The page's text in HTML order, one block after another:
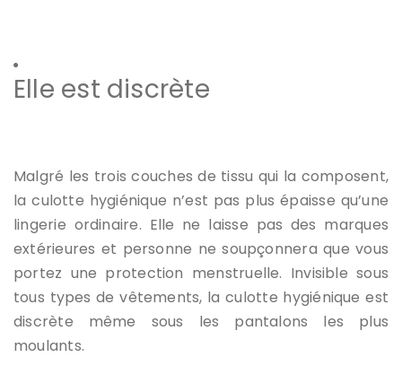
Elle est discrète
Malgré les trois couches de tissu qui la composent,
la culotte hygiénique n’est pas plus épaisse qu’une
lingerie ordinaire. Elle ne laisse pas des marques
extérieures et personne ne soupçonnera que vous
portez une protection menstruelle. Invisible sous
tous types de vêtements, la culotte hygiénique est
discrète même sous les pantalons les plus
moulants.